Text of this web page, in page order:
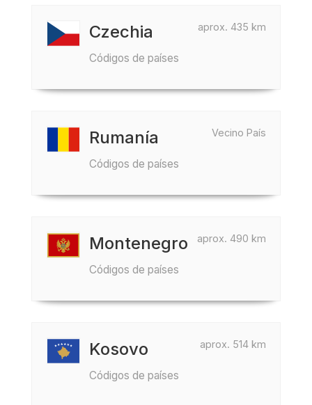
aprox. 435 km
Czechia
Códigos de países
Vecino País
Rumanía
Códigos de países
aprox. 490 km
Montenegro
Códigos de países
aprox. 514 km
Kosovo
Códigos de países